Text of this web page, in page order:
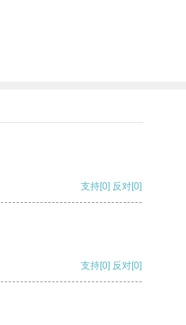
支持[0] 反对[0]
支持[0] 反对[0]